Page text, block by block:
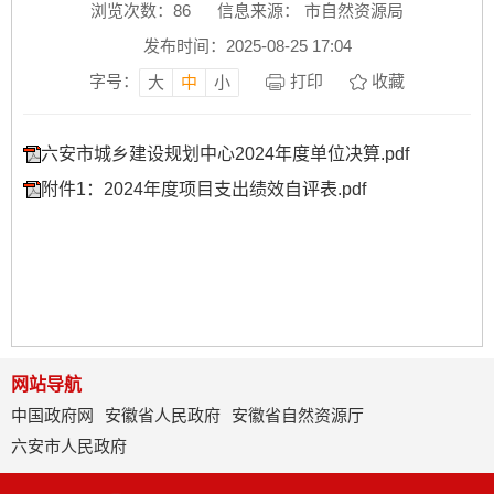
浏览次数： 86
信息来源： 市自然资源局
发布时间：2025-08-25 17:04
字号：
大 中 小 打印 收藏
六安市城乡建设规划中心2024年度单位决算.pdf
附件1：2024年度项目支出绩效自评表.pdf
网站导航
中国政府网
安徽省人民政府
安徽省自然资源厅
六安市人民政府